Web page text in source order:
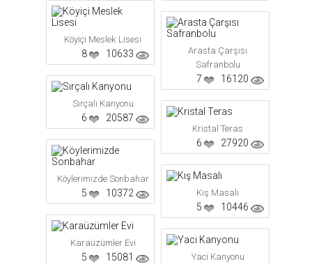
Köyiçi Meslek Lisesi
10633
8
Arasta Çarşısı
Safranbolu
16120
7
Sırçalı Kanyonu
20587
6
Kristal Teras
27920
6
Köylerimizde Sonbahar
10372
5 Kış Masalı
10446
5
Karaüzümler Evi
15081
5 Yaci Kanyonu